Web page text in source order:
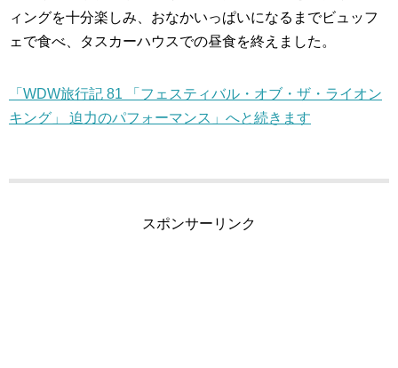
ィングを十分楽しみ、おなかいっぱいになるまでビュッフ
ェで食べ、タスカーハウスでの昼食を終えました。
「WDW旅行記 81 「フェスティバル・オブ・ザ・ライオン
キング」 迫力のパフォーマンス」へと続きます
スポンサーリンク